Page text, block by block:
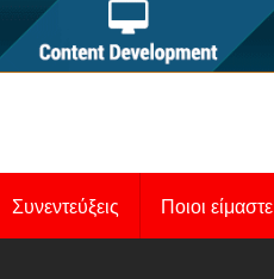
Συνεντεύξεις Ποιοι είμαστε